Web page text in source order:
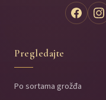
Pregledajte
Po sortama grožđa